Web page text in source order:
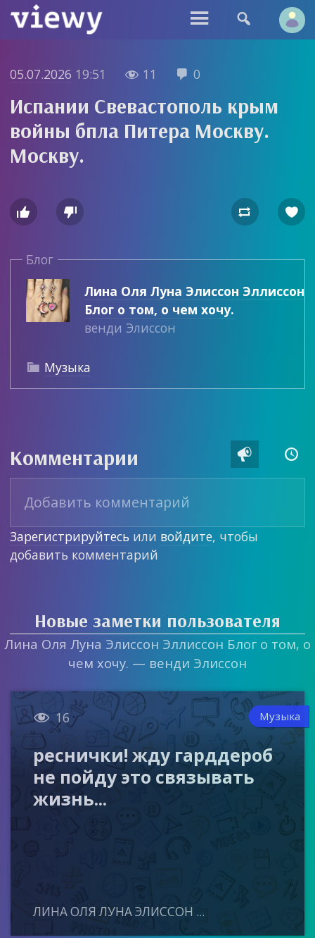
 
05.07.2026 19:51  11  0
Испании Свевастополь крым
войны бпла Питера Москву.
Москву.
   
Блог
Лина Оля Луна Элиссон Эллиссон
Блог о том, о чем хочу.
венди Элиссон
 Музыка
Комментарии  
Зарегистрируйтесь или войдите, чтобы
добавить комментарий
Новые заметки пользователя
Лина Оля Луна Элиссон Эллиссон Блог о том, о
чем хочу. — венди Элиссон
 16 Музыка
реснички! жду гарддероб
не пойду это связывать
жизнь...
ЛИНА ОЛЯ ЛУНА ЭЛИССОН ...